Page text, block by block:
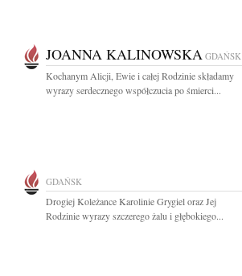
JOANNA KALINOWSKA GDAŃSK
Kochanym Alicji, Ewie i całej Rodzinie składamy
wyrazy serdecznego współczucia po śmierci...
GDAŃSK
Drogiej Koleżance Karolinie Grygiel oraz Jej
Rodzinie wyrazy szczerego żalu i głębokiego...